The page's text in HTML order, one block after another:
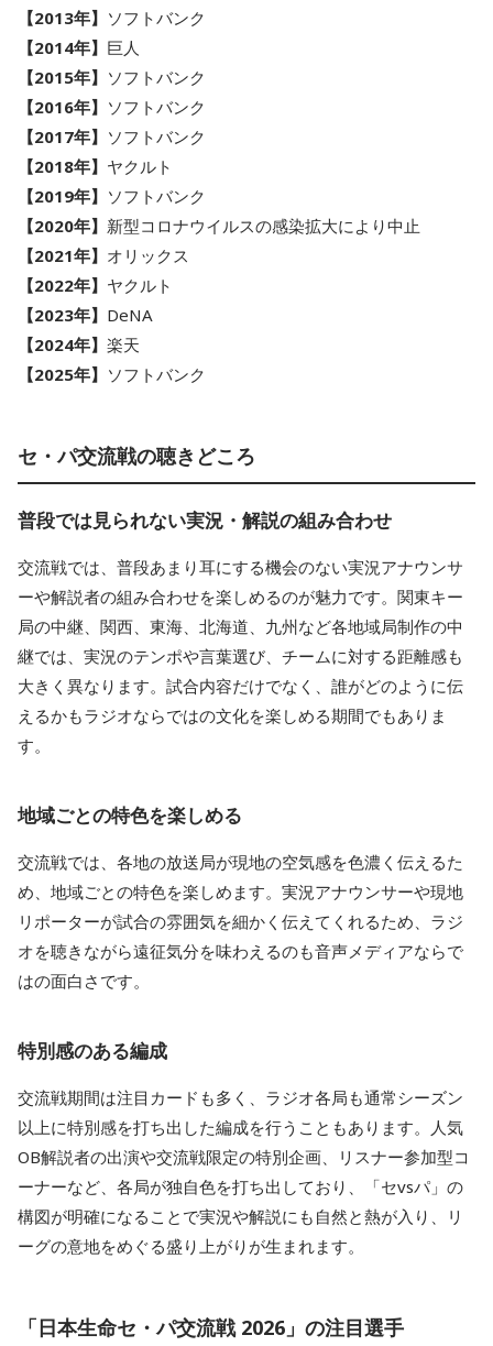
【2013年】 ソフトバンク
【2014年】 巨人
【2015年】 ソフトバンク
【2016年】 ソフトバンク
【2017年】 ソフトバンク
【2018年】 ヤクルト
【2019年】 ソフトバンク
【2020年】 新型コロナウイルスの感染拡大により中止
【2021年】 オリックス
【2022年】 ヤクルト
【2023年】 DeNA
【2024年】 楽天
【2025年】 ソフトバンク
セ・パ交流戦の聴きどころ
普段では見られない実況・解説の組み合わせ
交流戦では、普段あまり耳にする機会のない実況アナウンサ
ーや解説者の組み合わせを楽しめるのが魅力です。関東キー
局の中継、関西、東海、北海道、九州など各地域局制作の中
継では、実況のテンポや言葉選び、チームに対する距離感も
大きく異なります。試合内容だけでなく、誰がどのように伝
えるかもラジオならではの文化を楽しめる期間でもありま
す。
地域ごとの特色を楽しめる
交流戦では、各地の放送局が現地の空気感を色濃く伝えるた
め、地域ごとの特色を楽しめます。実況アナウンサーや現地
リポーターが試合の雰囲気を細かく伝えてくれるため、ラジ
オを聴きながら遠征気分を味わえるのも音声メディアならで
はの面白さです。
特別感のある編成
交流戦期間は注目カードも多く、ラジオ各局も通常シーズン
以上に特別感を打ち出した編成を行うこともあります。人気
OB解説者の出演や交流戦限定の特別企画、リスナー参加型コ
ーナーなど、各局が独自色を打ち出しており、「セvsパ」の
構図が明確になることで実況や解説にも自然と熱が入り、リ
ーグの意地をめぐる盛り上がりが生まれます。
「日本生命セ・パ交流戦 2026」の注目選手